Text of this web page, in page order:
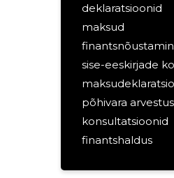
deklaratsioonid
maksud
sise-eeskirjade
põhivara arvestus
konsultatsioonid
finantshaldus